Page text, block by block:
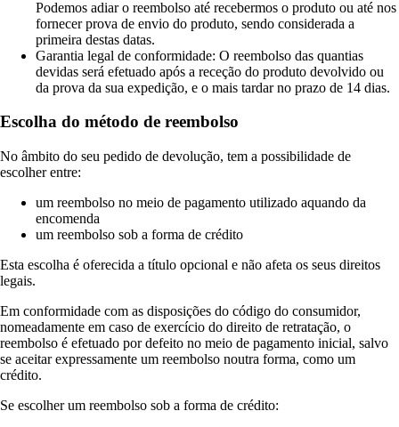
Podemos adiar o reembolso até recebermos o produto ou até nos
fornecer prova de envio do produto, sendo considerada a
primeira destas datas.
Garantia legal de conformidade: O reembolso das quantias
devidas será efetuado após a receção do produto devolvido ou
da prova da sua expedição, e o mais tardar no prazo de 14 dias.
Escolha do método de reembolso
No âmbito do seu pedido de devolução, tem a possibilidade de
escolher entre:
um reembolso no meio de pagamento utilizado aquando da
encomenda
um reembolso sob a forma de crédito
Esta escolha é oferecida a título opcional e não afeta os seus direitos
legais.
Em conformidade com as disposições do código do consumidor,
nomeadamente em caso de exercício do direito de retratação, o
reembolso é efetuado por defeito no meio de pagamento inicial, salvo
se aceitar expressamente um reembolso noutra forma, como um
crédito.
Se escolher um reembolso sob a forma de crédito: